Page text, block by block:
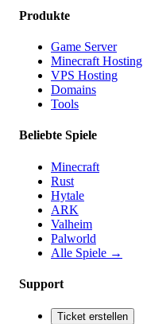
Produkte
Game Server
Minecraft Hosting
VPS Hosting
Domains
Tools
Beliebte Spiele
Minecraft
Rust
Hytale
ARK
Valheim
Palworld
Alle Spiele →
Support
Ticket erstellen